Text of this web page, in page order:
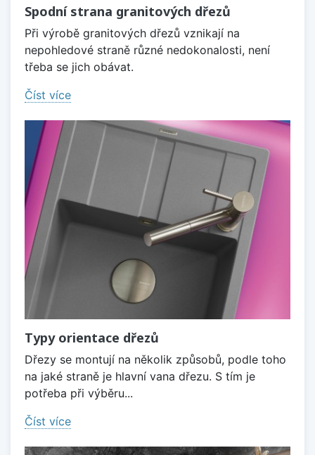
Spodní strana granitových dřezů
Při výrobě granitových dřezů vznikají na
nepohledové straně různé nedokonalosti, není
třeba se jich obávat.
Číst více
Typy orientace dřezů
Dřezy se montují na několik způsobů, podle toho
na jaké straně je hlavní vana dřezu. S tím je
potřeba při výběru...
Číst více